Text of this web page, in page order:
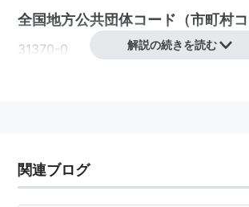
全国地方公共団体コード （市町村
31370-0 解説の続きを読む
関連ブログ